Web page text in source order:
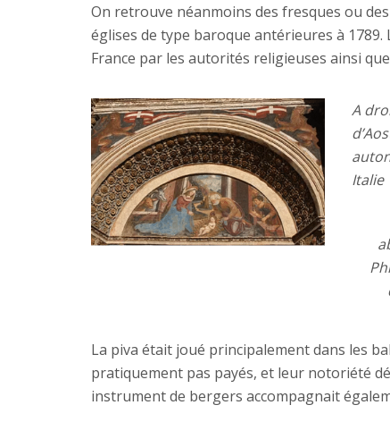
On retrouve néanmoins des fresques ou
églises de type baroque antérieures à
France par les autorités religieuses ainsi
A
Italie
La piva était joué principalement dans les
pratiquement pas payés, et leur notoriété
instrument de bergers accompagnait